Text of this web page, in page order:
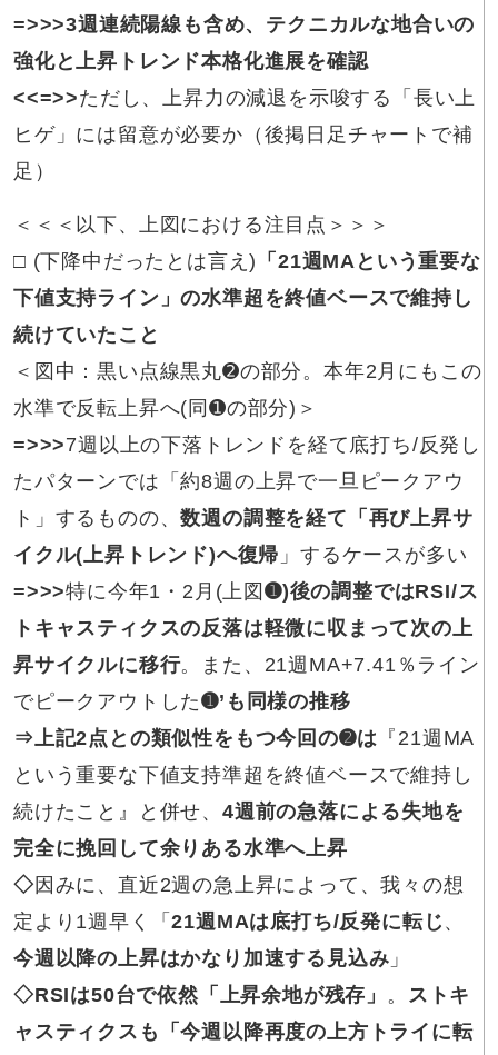
=>>>3週連続陽線も含め、テクニカルな地合いの
強化と上昇トレンド本格化進展を確認
<<=>>ただし、上昇力の減退を示唆する「長い上
ヒゲ」には留意が必要か（後掲日足チャートで補
足）
＜＜＜以下、上図における注目点＞＞＞
□ (下降中だったとは言え) 「21週MAという重要な
下値支持ライン」の水準超を終値ベースで維持し
続けていたこと
＜図中：黒い点線黒丸➋の部分。本年2月にもこの
水準で反転上昇へ(同➊の部分)＞
=>>>7週以上の下落トレンドを経て底打ち/反発し
たパターンでは「約8週の上昇で一旦ピークアウ
ト」するものの、数週の調整を経て「再び上昇サ
イクル(上昇トレンド)へ復帰 」するケースが多い
=>>>特に今年1・2月(上図➊)後の調整ではRSI/ス
トキャスティクスの反落は軽微に収まって次の上
昇サイクルに移行。また、21週MA+7.41％ライン
でピークアウトした➊’も同様の推移
⇒ 上記2点 との類似性をもつ今回の➋は 『21週MA
という重要な下値支持準超を終値ベースで維持し
続けたこと』と併せ、 4週前の急落による失地を
完全に挽回して余りある水準へ上昇
◇ 因みに、直近2週の急上昇によって、我々の想
定より1週早く「21週MAは底打ち/反発に転じ 、
今週以降の上昇はかなり加速する見込み 」
◇RSIは50台で依然「上昇余地が残存」 。
ストキ
ャスティクスも「今週以降再度の上方トライに転